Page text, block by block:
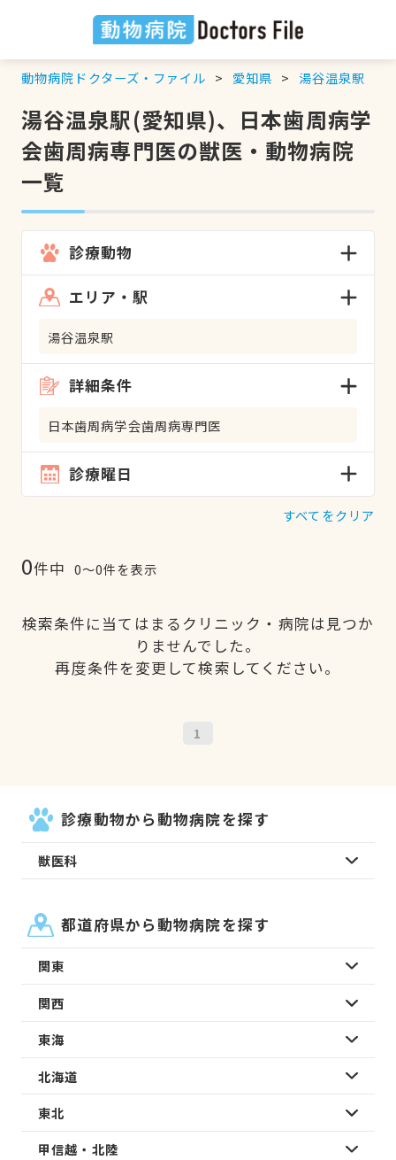
動物病院ドクターズ・ファイル 愛知県 湯谷温泉駅
湯谷温泉駅(愛知県)、日本歯周病学
会歯周病専門医の獣医・動物病院
一覧
診療動物
エリア・駅
湯谷温泉駅
詳細条件
日本歯周病学会歯周病専門医
診療曜日
すべてをクリア
0件中 0〜0件を表示
検索条件に当てはまるクリニック・病院は見つか
りませんでした。
再度条件を変更して検索してください。
1
診療動物から動物病院を探す
獣医科
都道府県から動物病院を探す
関東
関西
東海
北海道
東北
甲信越・北陸